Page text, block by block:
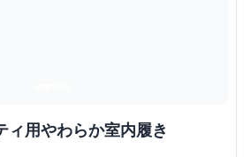
ィ用やわらか室内履き